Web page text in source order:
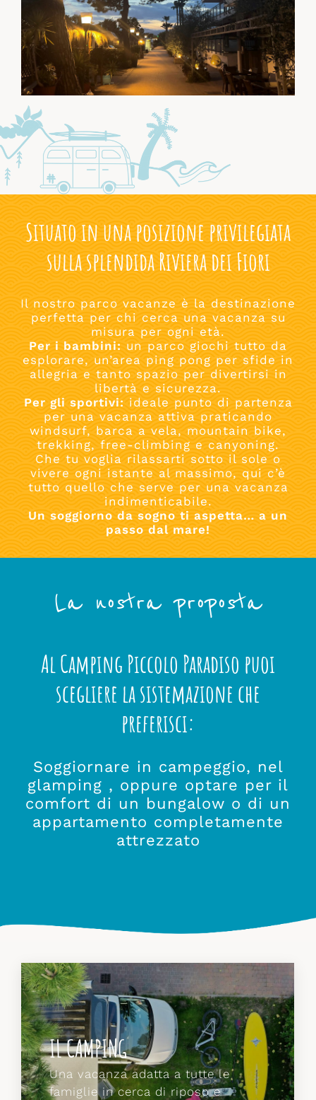
Situato in una posizione privilegiata
sulla splendida Riviera dei Fiori
Il nostro parco vacanze è la destinazione
perfetta per chi cerca una vacanza su
misura per ogni età.
Per i bambini:un parco giochi tutto da
esplorare, un’area ping pong per sfide in
allegria e tanto spazio per divertirsi in
libertà e sicurezza.
Per gli sportivi:ideale punto di partenza
per una vacanza attiva praticando
windsurf, barca a vela, mountain bike,
trekking, free-climbing e canyoning.
Che tu voglia rilassarti sotto il sole o
vivere ogni istante al massimo, qui c’è
tutto quello che serve per una vacanza
indimenticabile.
Un soggiorno da sogno ti aspetta… a un
passo dal mare!
La nostra proposta
Al Camping Piccolo Paradiso puoi
scegliere la sistemazione che
preferisci:
Soggiornare in campeggio, nel
glamping , oppure optare per il
comfort di un bungalow o di un
appartamento completamente
attrezzato
GLI APPARTAMENTI
Chi preferisce le comodità dell'
appartamento potrà soggiornare nei